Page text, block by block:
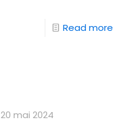
Read more
20 mai 2024